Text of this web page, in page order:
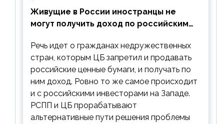
Живущие в России иностранцы не
могут получить доход по российским
Речь идет о гражданах недружественных
стран, которым ЦБ запретил и продавать
российские ценные бумаги, и получать по
ним доход. Ровно то же самое происходит
и с российскими инвесторами на Западе.
РСПП и ЦБ прорабатывают
альтернативные пути решения проблемы